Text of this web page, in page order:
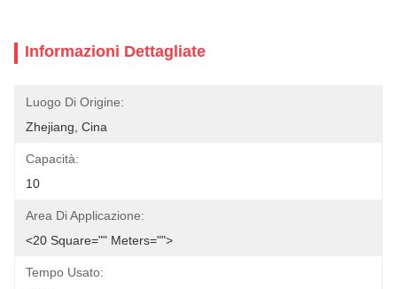
Informazioni Dettagliate
Luogo Di Origine:
Zhejiang, Cina
Capacità:
10
Area Di Applicazione:
<20 Square="" Meters="">
Tempo Usato: